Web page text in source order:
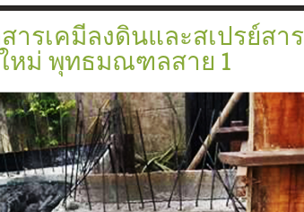
รเคมีลงดินและสเปรย์สาร
หม่ พุทธมณฑลสาย 1